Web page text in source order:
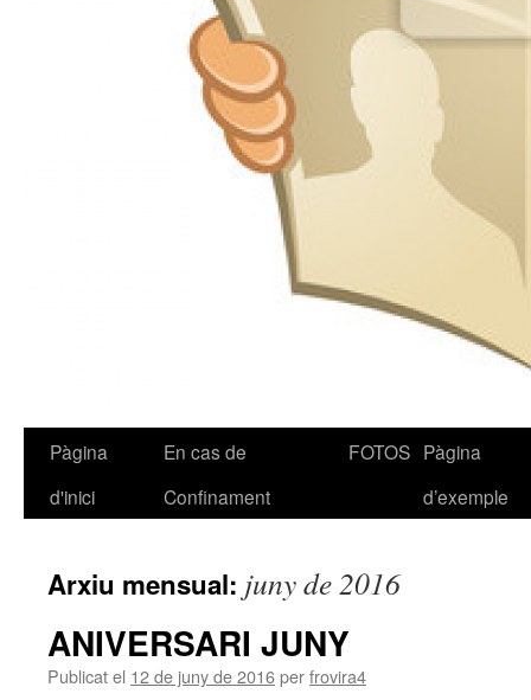
Vés
Pàgina
d'inici
En cas de
Confinament
FOTOS Pàgina
d’exemple
Arxiu mensual: juny de 2016
ANIVERSARI JUNY
Publicat el 12 de juny de 2016perfrovira4